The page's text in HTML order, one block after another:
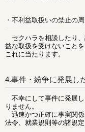
・不利益取扱いの禁止の
セクハラを相談したり、
益な取扱を受けないこと
これに当たります。
4.事件・紛争に発展し
不幸にして事件に発展
りません。
迅速かつ正確に事実関
法令、就業規則等の諸規